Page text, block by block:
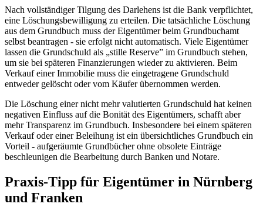
Nach vollständiger Tilgung des Darlehens ist die Bank verpflichtet,
eine Löschungsbewilligung zu erteilen. Die tatsächliche Löschung
aus dem Grundbuch muss der Eigentümer beim Grundbuchamt
selbst beantragen - sie erfolgt nicht automatisch. Viele Eigentümer
lassen die Grundschuld als „stille Reserve” im Grundbuch stehen,
um sie bei späteren Finanzierungen wieder zu aktivieren. Beim
Verkauf einer Immobilie muss die eingetragene Grundschuld
entweder gelöscht oder vom Käufer übernommen werden.
Die Löschung einer nicht mehr valutierten Grundschuld hat keinen
negativen Einfluss auf die Bonität des Eigentümers, schafft aber
mehr Transparenz im Grundbuch. Insbesondere bei einem späteren
Verkauf oder einer Beleihung ist ein übersichtliches Grundbuch ein
Vorteil - aufgeräumte Grundbücher ohne obsolete Einträge
beschleunigen die Bearbeitung durch Banken und Notare.
Praxis-Tipp für Eigentümer in Nürnberg
und Franken